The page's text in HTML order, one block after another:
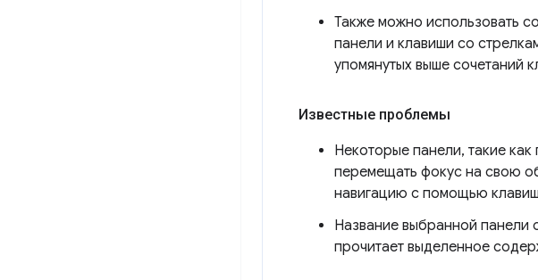
Также можно использовать
панели и клавиши со
упомянутых выше сочетаний
Известные проблемы
Некоторые панели, такие как
перемещать фокус на свою
навигацию с помощью
Название выбранной панели
прочитает выделенное